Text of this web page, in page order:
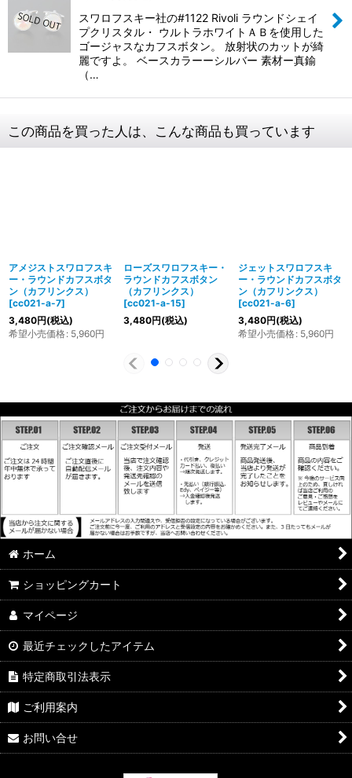
スワロフスキー社の#1122 Rivoli ラウンドシェイ
プクリスタル・ ウルトラホワイトＡＢを使用した
ゴージャスなカフスボタン。 放射状のカットが綺
麗ですよ。 ベースカラーーシルバー 素材ー真鍮
（…
この商品を買った人は、こんな商品も買っています
アメジストスワロフスキ
ー・ラウンドカフスボタ
ン（カフリンクス）
[cc021-a-7]
3,480円(税込)
希望小売価格: 5,960円
ローズスワロフスキー・
ラウンドカフスボタン
（カフリンクス）
[cc021-a-15]
3,480円(税込)
ジェットスワロフスキ
ー・ラウンドカフスボタ
ン（カフリンクス）
[cc021-a-6]
3,480円(税込)
希望小売価格: 5,960円
ホーム
ショッピングカート
マイページ
最近チェックしたアイテム
特定商取引法表示
ご利用案内
お問い合せ